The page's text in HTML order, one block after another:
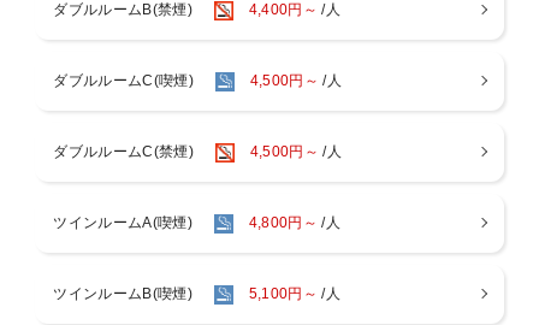
です。
・営業時間：15:00～翌10:00
ご希望の際はチェックイン後にフロントへお申し付けくださいま
【客室設備】
ダブルルームB(禁煙) 4,400円～ /人
ダブルルームC(喫煙) 4,500円～ /人
ダブルルームC(禁煙) 4,500円～ /人
ツインルームA(喫煙) 4,800円～ /人
ツインルームB(喫煙) 5,100円～ /人